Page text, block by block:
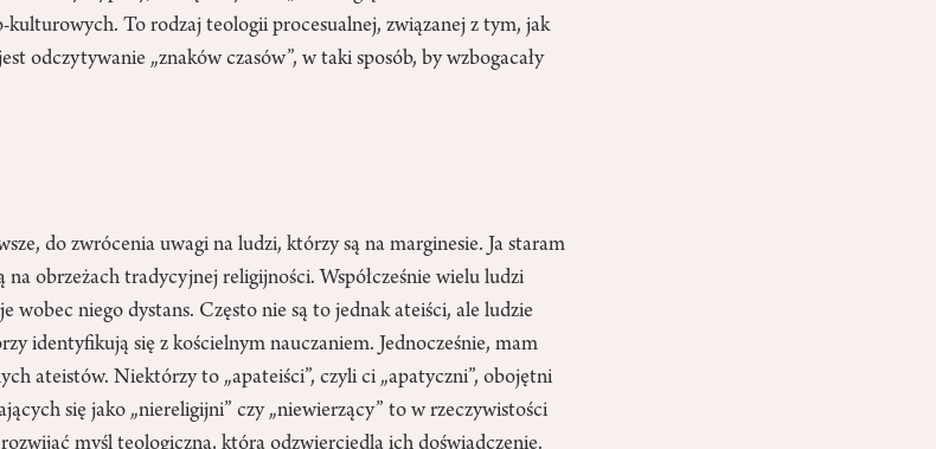
kulturowych. To rodzaj teologii procesualnej, związanej z tym, jak
odczytywanie „znaków czasów”, w taki sposób, by wzbogacały
do zwrócenia uwagi na ludzi, którzy są na marginesie. Ja staram
obrzeżach tradycyjnej religijności. Współcześnie wielu ludzi
wobec niego dystans. Często nie są to jednak ateiści, ale ludzie
identyfikują się z kościelnym nauczaniem. Jednocześnie, mam
ateistów. Niektórzy to „apateiści”, czyli ci „apatyczni”, obojętni
się jako „niereligijni” czy „niewierzący” to w rzeczywistości